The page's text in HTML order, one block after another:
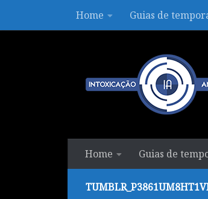
Skip to contentHome Guias de
Home Guias de